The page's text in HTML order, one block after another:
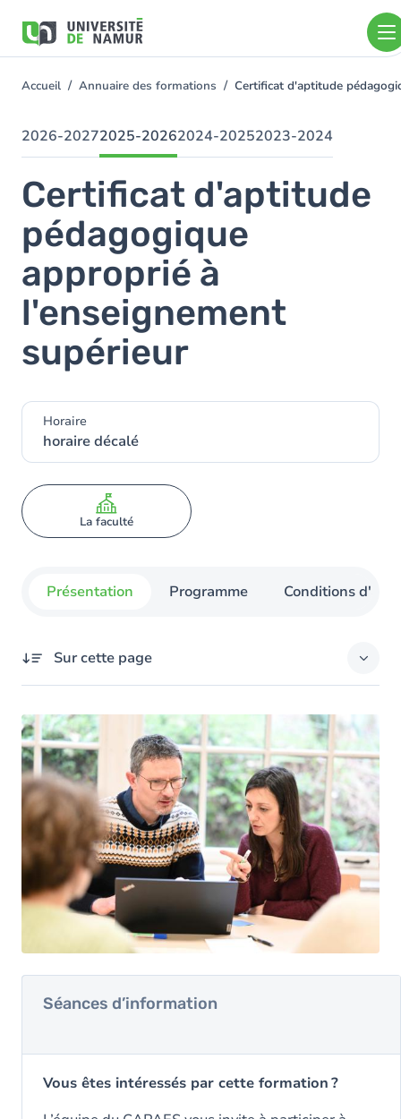
contenu
You
here
Accueil Annuaire des formations Certificat d'aptitude
2026-20272025-20262024-20252023-2024
Certificat d'aptitude
pédagogique
approprié à
l'enseignement
supérieur
Horaire
horaire décalé
La faculté
Présentation Programme Conditions
Sur cette page
Dispenses de cours
Horaire des cours
Contacts
Séances d’information
Vous êtes intéressés par cette formation ?